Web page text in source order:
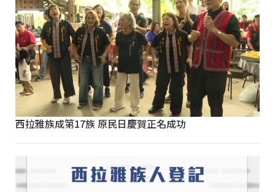
西拉雅族成第17族 原民日慶賀正名成功